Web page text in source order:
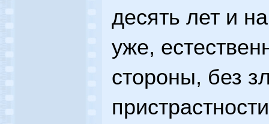
десять лет и
уже,
стороны, без